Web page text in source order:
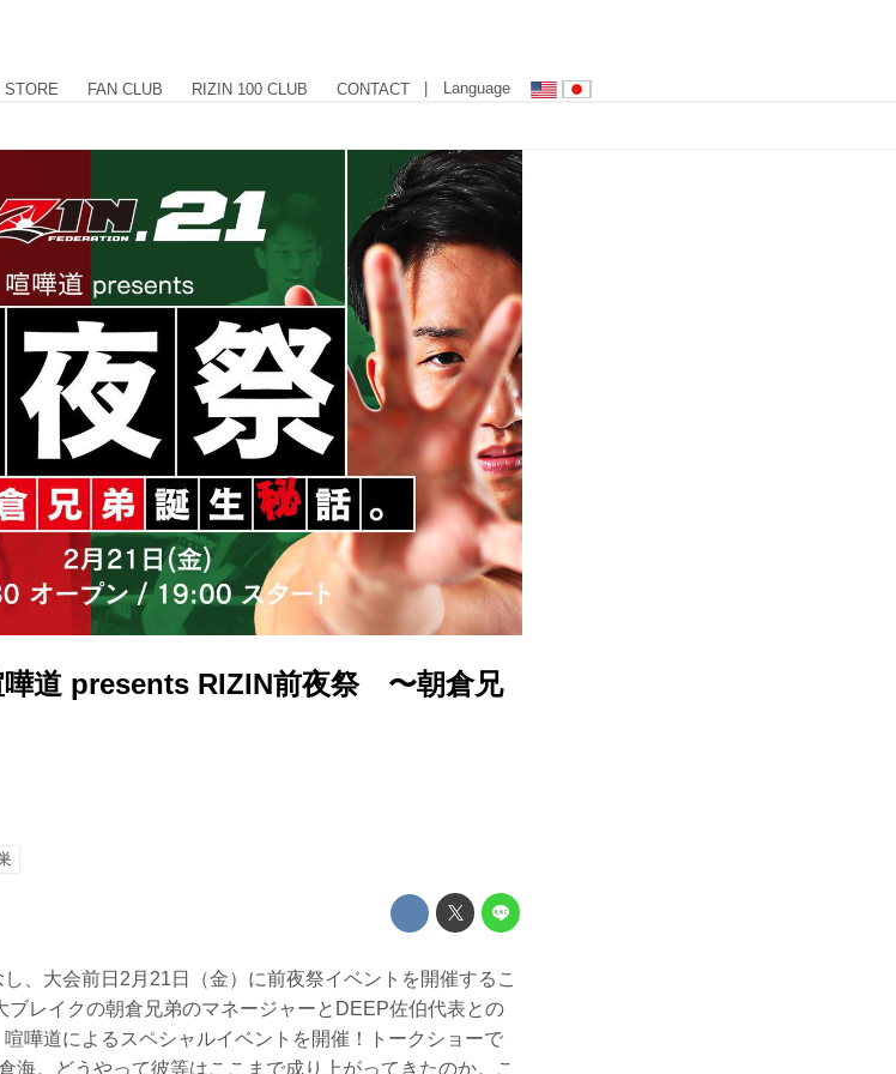
STORE FAN CLUB RIZIN 100 CLUB CONTACT | Language
嘩道 presents RIZIN前夜祭 〜朝倉兄
、大会前日2月21日（金）に前夜祭イベントを開催するこ
レイクの朝倉兄弟のマネージャーとDEEP佐伯代表との
嘩道によるスペシャルイベントを開催！トークショーで
海。どうやって彼等はここまで成り上がってきたのか。こ